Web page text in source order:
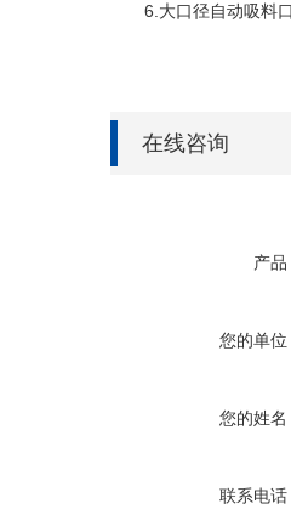
6.大口径自动吸料口
在线咨询
产品
您的单位
您的姓名
联系电话